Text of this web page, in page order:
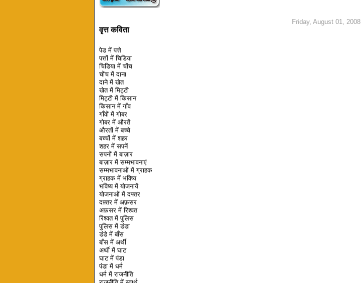
Friday, August 01, 2008
वृत्त कविता
पेड में पत्ते
पत्तों में चिडिया
चिडिया में चोंच
चोंच में दाना
दाने में खेत
खेत में मिट्टी
मिट्टी में किसान
किसान में गाँव
गाँवों में गोबर
गोबर में औरतें
औरतों में बच्चे
बच्चों में शहर
शहर में सपनें
सपनों में बाज़ार
बाज़ार में सम्मभावनाएं
सम्मभावनाओं में ग्राहक
ग्राहक में भविष्य
भविष्य में योजनायें
योजनाओं में दफ्तर
दफ़्तर में अफ़सर
अफ़सर में रिश्वत
रिश्वत में पुलिस
पुलिस में डंडा
डंडे में बाँस
बाँस में अर्थी
अर्थी में घाट
घाट में पंडा
पंडा में धर्म
धर्म में राजनीति